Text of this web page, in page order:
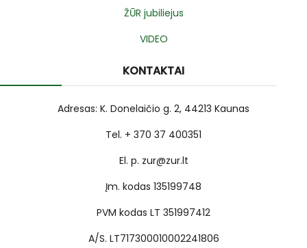
ŽŪR jubiliejus
VIDEO
KONTAKTAI
Adresas: K. Donelaičio g. 2, 44213 Kaunas
Tel. + 370 37 400351
El. p. zur@zur.lt
Įm. kodas 135199748
PVM kodas LT 351997412
A/S. LT717300010002241806